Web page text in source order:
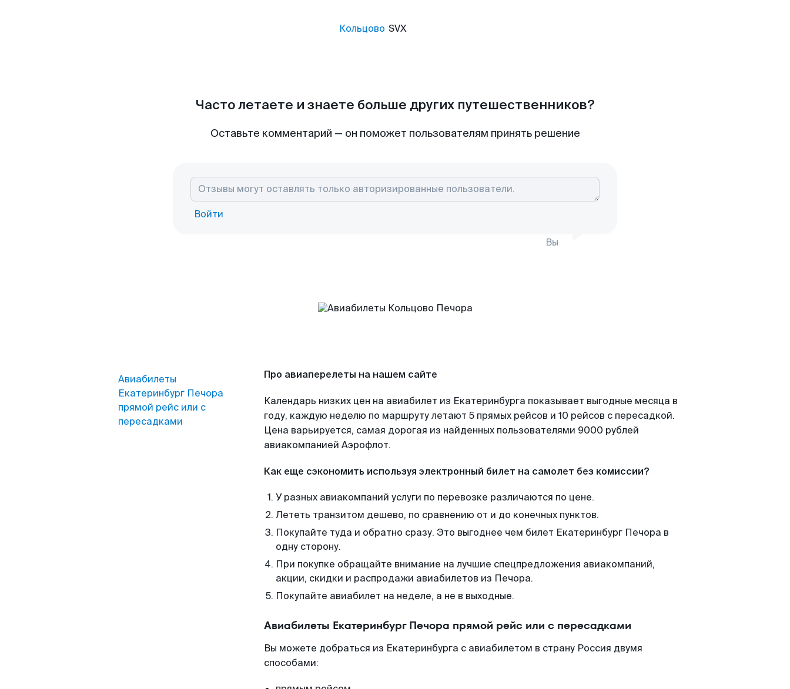
Кольцово SVX
Часто летаете и знаете больше других путешественников?
Оставьте комментарий — он поможет пользователям принять решение
Войти
Вы
Авиабилеты
Екатеринбург Печора
прямой рейс или с
пересадками
Про авиаперелеты на нашем сайте
Календарь низких цен на авиабилет из Екатеринбурга показывает выгодные месяца в
году, каждую неделю по маршруту летают 5 прямых рейсов и 10 рейсов с пересадкой.
Цена варьируется, самая дорогая из найденных пользователями 9000 рублей
авиакомпанией Аэрофлот.
Как еще сэкономить используя электронный билет на самолет без комиссии?
У разных авиакомпаний услуги по перевозке различаются по цене.
Лететь транзитом дешево, по сравнению от и до конечных пунктов.
Покупайте туда и обратно сразу. Это выгоднее чем билет Екатеринбург Печора в
одну сторону.
При покупке обращайте внимание на лучшие спецпредложения авиакомпаний,
акции, скидки и распродажи авиабилетов из Печора.
Покупайте авиабилет на неделе, а не в выходные.
Авиабилеты Екатеринбург Печора прямой рейс или с пересадками
Вы можете добраться из Екатеринбурга с авиабилетом в страну Россия двумя
способами: